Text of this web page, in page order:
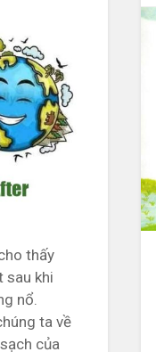
thấy
sau khi
nổ.
ta về
của